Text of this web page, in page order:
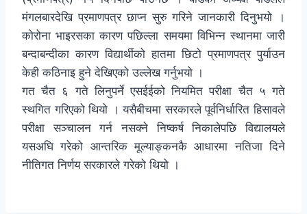
मंगलबारदेखि प्रमाणपत्र छाप्न सुरु गरिने जानकारी दिनुभयो ।
कोरोना भाइरसका कारण पछिल्ला समयमा विभिन्न स्थानमा जारी
बन्दाबन्दीका कारण विद्यार्थीको हातमा छिटो प्रमाणपत्र पुर्याउन
केही कठिनाइ हुने देखिएको उल्लेख गर्नुभयो ।
गत चैत ६ गते लिनुपर्ने एसईईको नियमित परीक्षा चैत ५ गते
स्थगित गरिएको थियो । यसैबीचमा सरकारले पूर्वनिर्धारित हिसावले
परीक्षा सञ्चालन गर्न नसक्ने निष्कर्ष निकालेपछि विद्यालयले
यसअघि गरेको आन्तरिक मूल्याङ्कनकै आधारमा नतिजा दिने
नीतिगत निर्णय सरकारले गरेको थियो ।